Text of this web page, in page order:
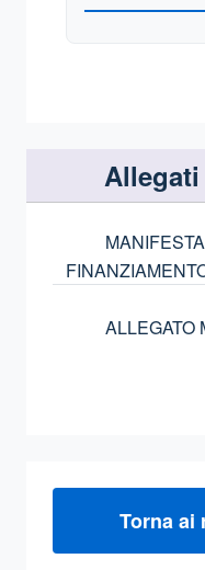
Allegati
ALLEGATO
Torna ai